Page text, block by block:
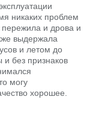
никаких проблем
и дрова и
выдержала
и летом до
без признаков
могу
хорошее.